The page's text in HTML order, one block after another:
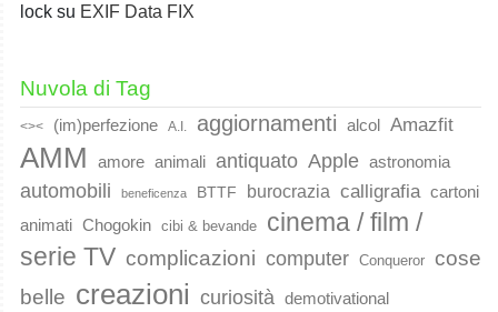
lock su EXIF Data FIX
Nuvola di Tag
<>< (im)perfezione A.I. aggiornamenti alcol Amazfit
AMM amore animali antiquato Apple astronomia
automobili beneficenza BTTF burocrazia calligrafia cartoni
animati Chogokin cibi & bevande
cinema / film /
serie TV complicazioni computer Conqueror
cose
belle creazioni curiosità demotivational